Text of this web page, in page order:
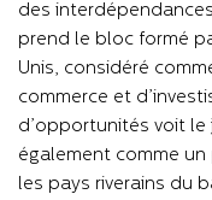
des
prend le bloc formé
Unis, considéré
commerce et
d’opportunités voit le
également comme
les pays riverains du